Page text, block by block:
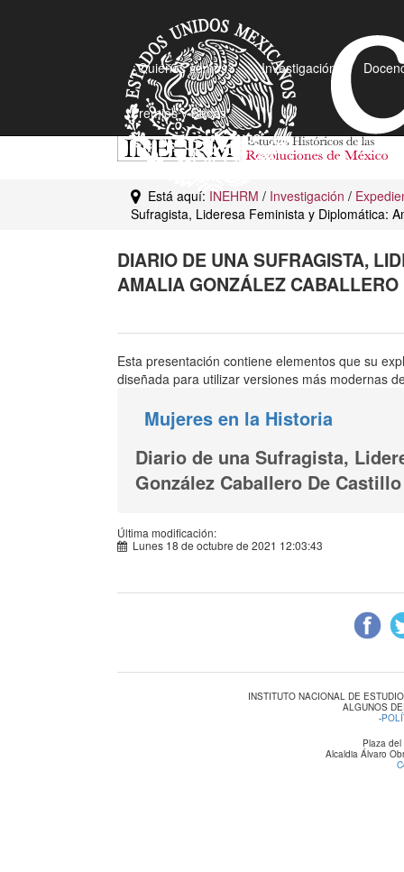
¿Quiénes somos? Investigación
Premios y Becas
Está aquí: INEHRM / Investigación /
Sufragista, Lideresa Feminista y Diplomática:
DIARIO DE UNA SUFRAGISTA,
AMALIA GONZÁLEZ
Esta presentación contiene elementos que su
diseñada para utilizar versiones más modernas
Mujeres en la Historia
Diario de una Sufragista,
González Caballero De
Última modificación:
Lunes 18 de octubre de 2021 12:03:43
INSTITUTO NACIONAL DE
ALGUNOS
-
Plaza
Alcaldia Álvaro